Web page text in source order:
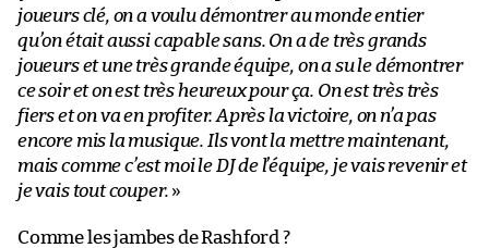
joueurs clé, on a voulu démontrer au monde entier
qu’on était aussi capable sans. On a de très grands
joueurs et une très grande équipe, on a su le démontrer
ce soir et on est très heureux pour ça. On est très très
fiers et on va en profiter. Après la victoire, on n’a pas
encore mis la musique. Ils vont la mettre maintenant,
mais comme c’est moi le DJ de l’équipe, je vais revenir et
je vais tout couper. »
Comme les jambes de Rashford ?